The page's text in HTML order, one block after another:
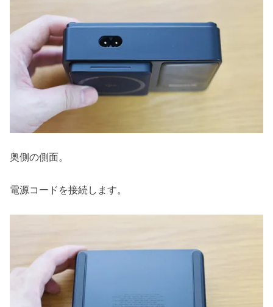
奥側の側面。
電源コードを接続します。